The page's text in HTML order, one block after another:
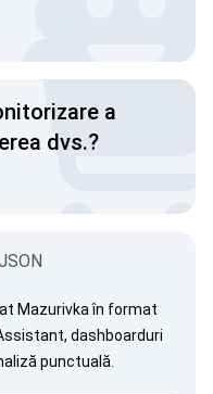
a
dvs.?
Mazurivka în format
dashboarduri
punctuală.